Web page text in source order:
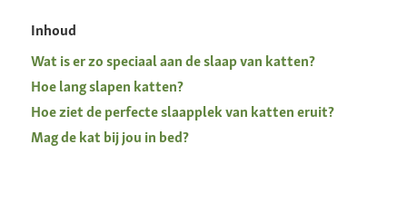
Inhoud
Wat is er zo speciaal aan de slaap van katten?
Hoe lang slapen katten?
Hoe ziet de perfecte slaapplek van katten eruit?
Mag de kat bij jou in bed?